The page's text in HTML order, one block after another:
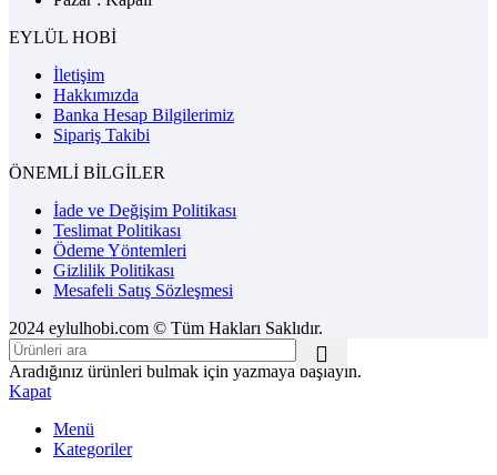
EYLÜL HOBİ
İletişim
Hakkımızda
Banka Hesap Bilgilerimiz
Sipariş Takibi
ÖNEMLİ BİLGİLER
İade ve Değişim Politikası
Teslimat Politikası
Ödeme Yöntemleri
Gizlilik Politikası
Mesafeli Satış Sözleşmesi
2024 eylulhobi.com © Tüm Hakları Saklıdır.
Aradığınız ürünleri bulmak için yazmaya başlayın.
Kapat
Menü
Kategoriler